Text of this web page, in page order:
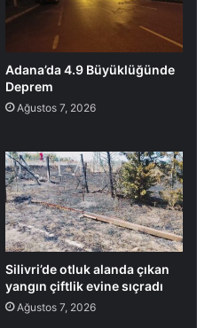
Adana’da 4.9 Büyüklüğünde
Deprem
Ağustos 7, 2026
Silivri’de otluk alanda çıkan
yangın çiftlik evine sıçradı
Ağustos 7, 2026